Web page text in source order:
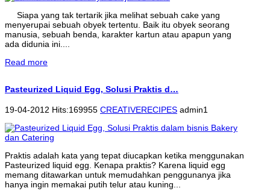
Siapa yang tak tertarik jika melihat sebuah cake yang
menyerupai sebuah obyek tertentu. Baik itu obyek seorang
manusia, sebuah benda, karakter kartun atau apapun yang
ada didunia ini....
Read more
Pasteurized Liquid Egg, Solusi Praktis d…
19-04-2012 Hits:169955 CREATIVERECIPES admin1
Praktis adalah kata yang tepat diucapkan ketika menggunakan
Pasteurized liquid egg. Kenapa praktis? Karena liquid egg
memang ditawarkan untuk memudahkan penggunanya jika
hanya ingin memakai putih telur atau kuning...